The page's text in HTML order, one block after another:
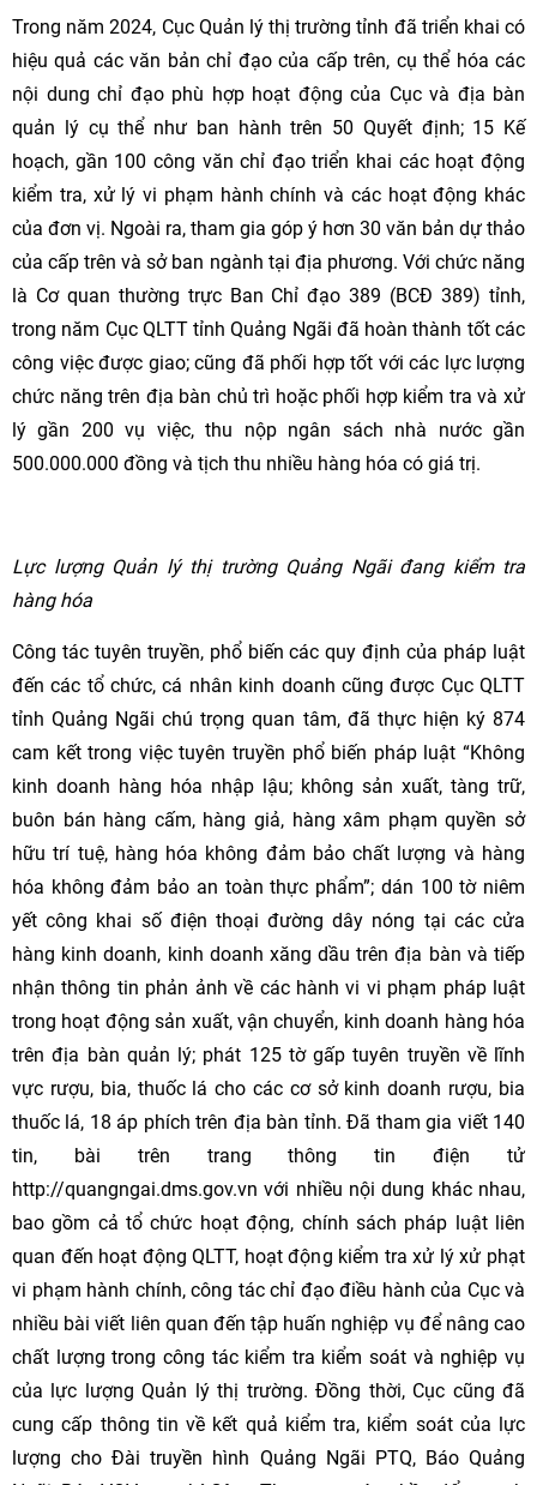
Trong năm 2024, Cục Quản lý thị trường tỉnh đã triển khai có
hiệu quả các văn bản chỉ đạo của cấp trên, cụ thể hóa các
nội dung chỉ đạo phù hợp hoạt động của Cục và địa bàn
quản lý cụ thể như ban hành trên 50 Quyết định; 15 Kế
hoạch, gần 100 công văn chỉ đạo triển khai các hoạt động
kiểm tra, xử lý vi phạm hành chính và các hoạt động khác
của đơn vị. Ngoài ra, tham gia góp ý hơn 30 văn bản dự thảo
của cấp trên và sở ban ngành tại địa phương. Với chức năng
là Cơ quan thường trực Ban Chỉ đạo 389 (BCĐ 389) tỉnh,
trong năm Cục QLTT tỉnh Quảng Ngãi đã hoàn thành tốt các
công việc được giao; cũng đã phối hợp tốt với các lực lượng
chức năng trên địa bàn chủ trì hoặc phối hợp kiểm tra và xử
lý gần 200 vụ việc, thu nộp ngân sách nhà nước gần
500.000.000 đồng và tịch thu nhiều hàng hóa có giá trị.
Lực lượng Quản lý thị trường Quảng Ngãi đang kiểm tra
hàng hóa
Công tác tuyên truyền, phổ biến các quy định của pháp luật
đến các tổ chức, cá nhân kinh doanh cũng được Cục QLTT
tỉnh Quảng Ngãi chú trọng quan tâm, đã thực hiện ký 874
cam kết trong việc tuyên truyền phổ biến pháp luật “Không
kinh doanh hàng hóa nhập lậu; không sản xuất, tàng trữ,
buôn bán hàng cấm, hàng giả, hàng xâm phạm quyền sở
hữu trí tuệ, hàng hóa không đảm bảo chất lượng và hàng
hóa không đảm bảo an toàn thực phẩm”; dán 100 tờ niêm
yết công khai số điện thoại đường dây nóng tại các cửa
hàng kinh doanh, kinh doanh xăng dầu trên địa bàn và tiếp
nhận thông tin phản ảnh về các hành vi vi phạm pháp luật
trong hoạt động sản xuất, vận chuyển, kinh doanh hàng hóa
trên địa bàn quản lý; phát 125 tờ gấp tuyên truyền về lĩnh
vực rượu, bia, thuốc lá cho các cơ sở kinh doanh rượu, bia
thuốc lá, 18 áp phích trên địa bàn tỉnh. Đã tham gia viết 140
tin, bài trên trang thông tin điện tử
http://quangngai.dms.gov.vn với nhiều nội dung khác nhau,
bao gồm cả tổ chức hoạt động, chính sách pháp luật liên
quan đến hoạt động QLTT, hoạt động kiểm tra xử lý xử phạt
vi phạm hành chính, công tác chỉ đạo điều hành của Cục và
nhiều bài viết liên quan đến tập huấn nghiệp vụ để nâng cao
chất lượng trong công tác kiểm tra kiểm soát và nghiệp vụ
của lực lượng Quản lý thị trường. Đồng thời, Cục cũng đã
cung cấp thông tin về kết quả kiểm tra, kiểm soát của lực
lượng cho Đài truyền hình Quảng Ngãi PTQ, Báo Quảng